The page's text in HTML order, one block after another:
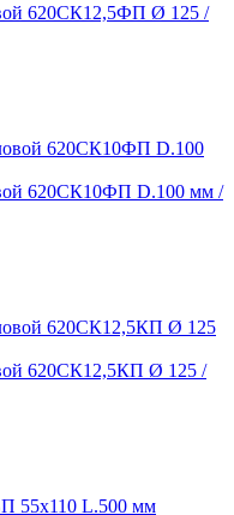
620СК12,5ФП Ø 125 /
620СК10ФП D.100 мм /
620СК12,5КП Ø 125 /